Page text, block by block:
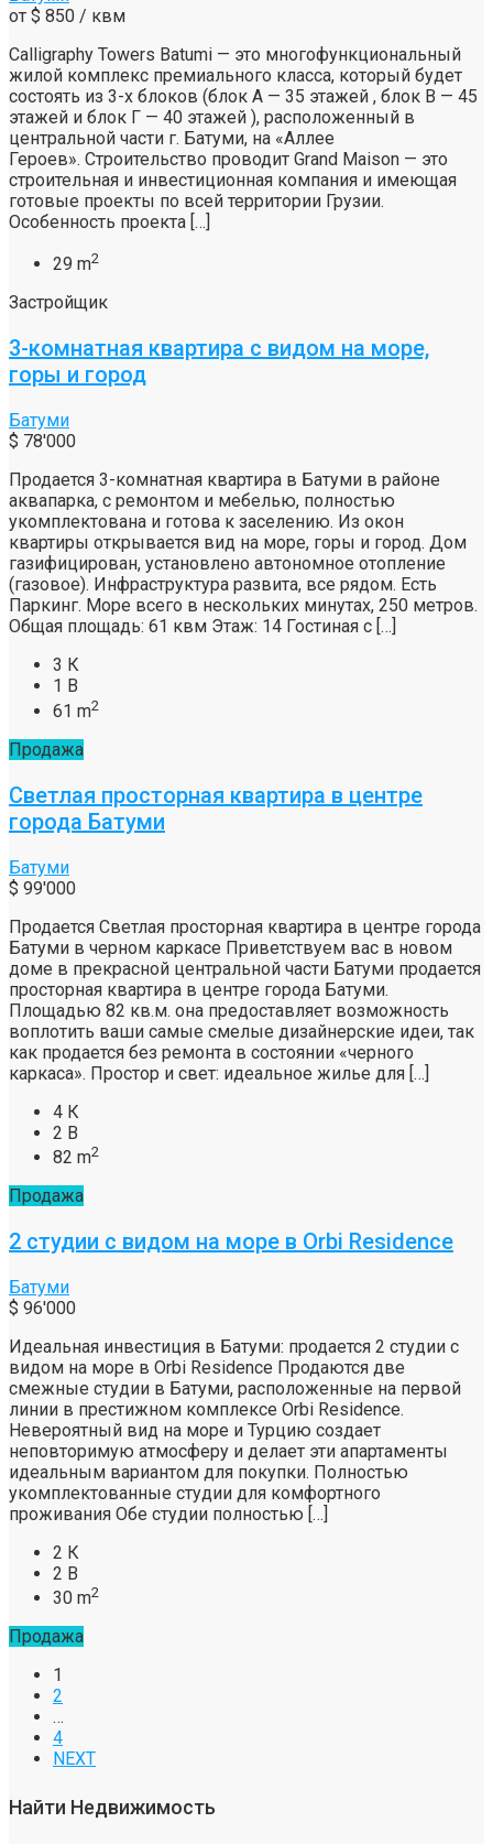
от $ 850 / квм
Calligraphy Towers Batumi — это многофункциональный
жилой комплекс премиального класса, который будет
состоять из 3-х блоков (блок А — 35 этажей , блок В — 45
этажей и блок Г — 40 этажей ), расположенный в
центральной части г. Батуми, на «Аллее
Героев». Строительство проводит Grand Maison — это
строительная и инвестиционная компания и имеющая
готовые проекты по всей территории Грузии.
Особенность проекта […]
29 m2
Застройщик
3-комнатная квартира с видом на море,
горы и город
Батуми
$ 78'000
Продается 3-комнатная квартира в Батуми в районе
аквапарка, с ремонтом и мебелью, полностью
укомплектована и готова к заселению. Из окон
квартиры открывается вид на море, горы и город. Дом
газифицирован, установлено автономное отопление
(газовое). Инфраструктура развита, все рядом. Есть
Паркинг. Море всего в нескольких минутах, 250 метров.
Общая площадь: 61 квм Этаж: 14 Гостиная с […]
3 К
1 В
61 m2
Продажа
Светлая просторная квартира в центре
города Батуми
Батуми
$ 99'000
Продается Светлая просторная квартира в центре города
Батуми в черном каркасе Приветствуем вас в новом
доме в прекрасной центральной части Батуми продается
просторная квартира в центре города Батуми.
Площадью 82 кв.м. она предоставляет возможность
воплотить ваши самые смелые дизайнерские идеи, так
как продается без ремонта в состоянии «черного
каркаса». Простор и свет: идеальное жилье для […]
4 К
2 В
82 m2
Продажа
2 студии с видом на море в Orbi Residence
Батуми
$ 96'000
Идеальная инвестиция в Батуми: продается 2 студии с
видом на море в Orbi Residence Продаются две
смежные студии в Батуми, расположенные на первой
линии в престижном комплексе Orbi Residence.
Невероятный вид на море и Турцию создает
неповторимую атмосферу и делает эти апартаменты
идеальным вариантом для покупки. Полностью
укомплектованные студии для комфортного
проживания Обе студии полностью […]
2 К
2 В
30 m2
Продажа
1
2
…
4
NEXT
Найти Недвижимость